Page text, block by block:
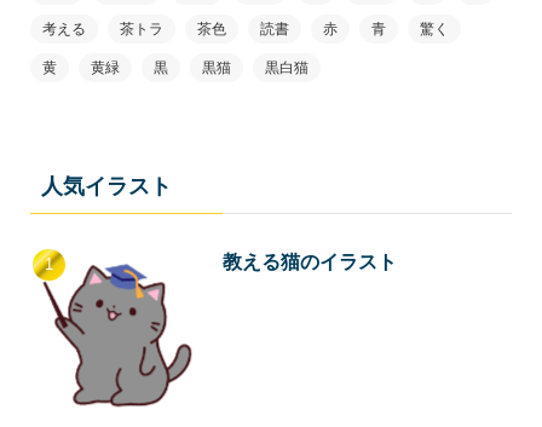
考える 茶トラ 茶色 読書 赤 青 驚く
黄 黄緑 黒 黒猫 黒白猫
人気イラスト
教える猫のイラスト